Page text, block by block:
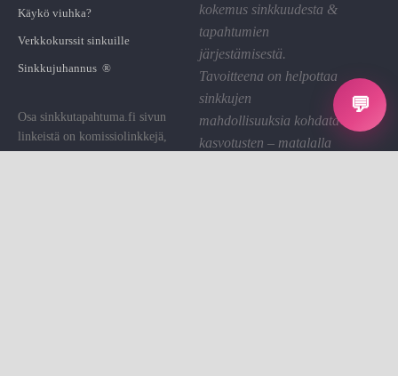
💬
Käykö viuhka?
Verkkokurssit sinkuille
Sinkkujuhannus ®
Osa sinkkutapahtuma.fi sivun
linkeistä on komissiolinkkejä,
kokemus sinkkuudesta &
tapahtumien
järjestämisestä.
Tavoitteena on helpottaa
sinkkujen
mahdollisuuksia kohdata
kasvotusten – matalalla